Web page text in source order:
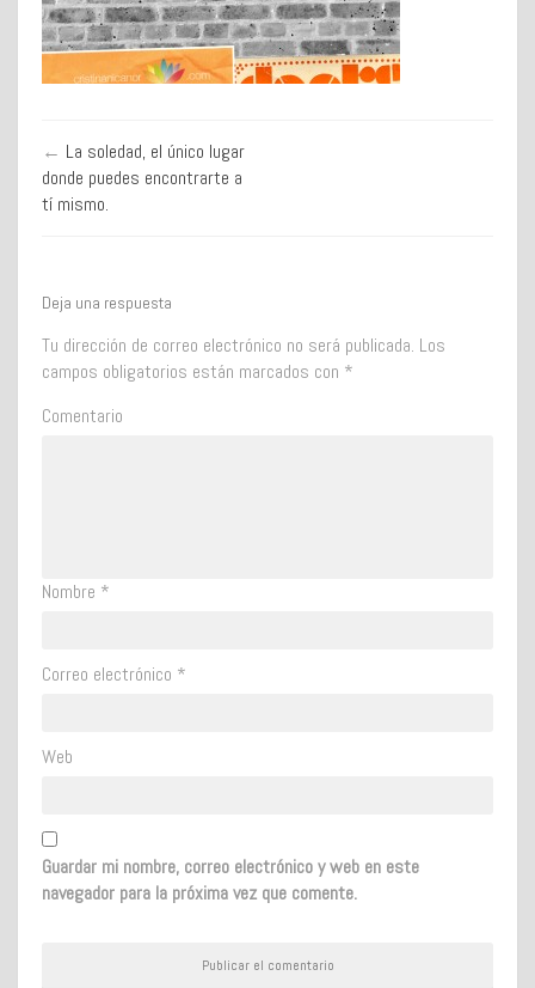
← La soledad, el único lugar
donde puedes encontrarte a
tí mismo.
Deja una respuesta
Tu dirección de correo electrónico no será publicada. Los
campos obligatorios están marcados con *
Comentario
Nombre *
Correo electrónico *
Web
Guardar mi nombre, correo electrónico y web en este
navegador para la próxima vez que comente.